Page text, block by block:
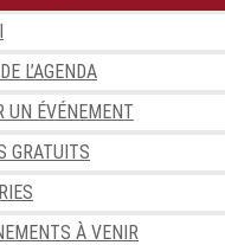
L’AGENDA
UN ÉVÉNEMENT
GRATUITS
À VENIR